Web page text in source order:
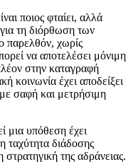
ποιος φταίει, αλλά
τη διόρθωση των
παρελθόν, χωρίς
να αποτελέσει μόνιμη
στην καταγραφή
κοινωνία έχει αποδείξει
με σαφή και μετρήσιμη
μια υπόθεση έχει
ταχύτητα διάδοσης
της αδράνειας.